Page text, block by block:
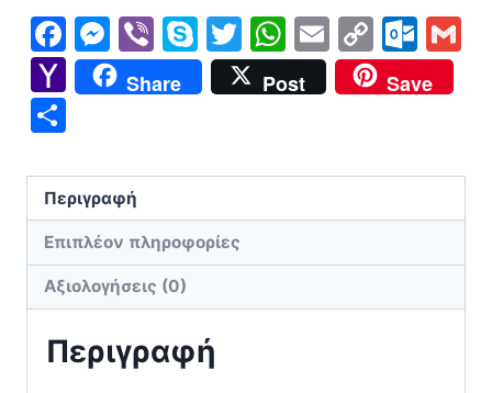
ποσότητα
Facebook
Messenger
ViberSkype
Twitter
WhatsApp
EmailCopy
Link
Yahoo
Mail
Share Post Save
Περιγραφή
Επιπλέον πληροφορίες
Αξιολογήσεις (0)
Περιγραφή